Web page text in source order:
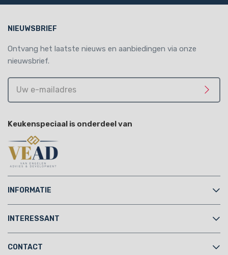
NIEUWSBRIEF
Ontvang het laatste nieuws en aanbiedingen via onze
nieuwsbrief.
Meld
Keukenspeciaal is onderdeel van
INFORMATIE
INTERESSANT
CONTACT